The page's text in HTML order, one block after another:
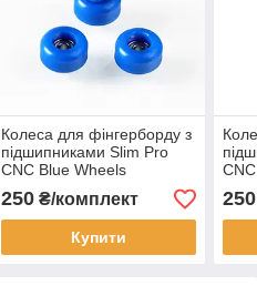
Колеса для фінгерборду з
підшипниками Slim Pro
CNC Blue Wheels
250₴/комплект
Купити
250